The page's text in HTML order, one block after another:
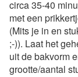
circa 35-40
met een
(Mits je in en
;-)). Laat het
uit de bakvorm
grootte/aantal